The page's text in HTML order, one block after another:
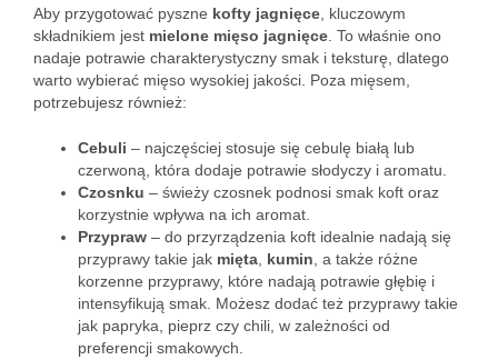
Aby przygotować pyszne kofty jagnięce , kluczowym
składnikiem jest mielone mięso jagnięce . To właśnie ono
nadaje potrawie charakterystyczny smak i teksturę, dlatego
warto wybierać mięso wysokiej jakości. Poza mięsem,
potrzebujesz również:
Cebuli – najczęściej stosuje się cebulę białą lub
czerwoną, która dodaje potrawie słodyczy i aromatu.
Czosnku – świeży czosnek podnosi smak koft oraz
korzystnie wpływa na ich aromat.
Przypraw – do przyrządzenia koft idealnie nadają się
przyprawy takie jak mięta kumin , a także różne
korzenne przyprawy, które nadają potrawie głębię i
intensyfikują smak. Możesz dodać też przyprawy takie
jak papryka, pieprz czy chili, w zależności od
preferencji smakowych.